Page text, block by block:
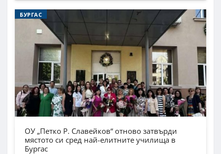
БУРГАС
ОУ „Петко Р. Славейков“ отново затвърди
мястото си сред най-елитните училища в
Бургас